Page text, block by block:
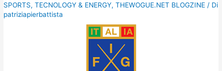
SPORTS,TECNOLOGY & ENERGY,THEWOGUE.NET BLOGZINE / Di
patriziapierbattista